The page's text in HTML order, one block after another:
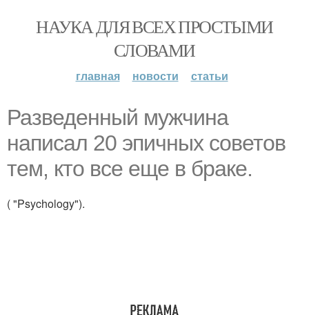
НАУКА ДЛЯ ВСЕХ ПРОСТЫМИ
СЛОВАМИ
главная новости статьи
Разведенный мужчина
написал 20 эпичных советов
тем, кто все еще в браке.
( "Psychology").